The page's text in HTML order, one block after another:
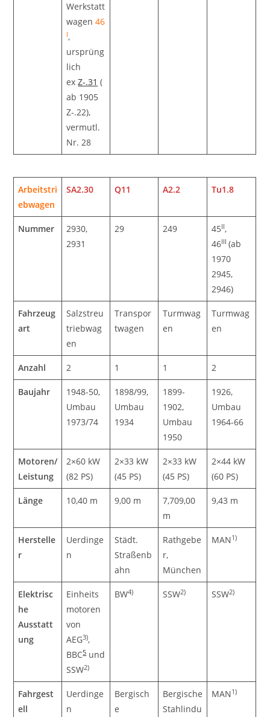
Werkstatt
wagen46
I,
ursprüng
lich
exZ-.31 (
ab 1905
Z-.22),
vermutl.
Nr. 28
Arbeitstri
ebwagen
SA2.30 Q11 A2.2 Tu1.8
Nummer
2930,
2931
29 249 45II,
46III (ab
1970
2945,
2946)
Fahrzeug
art
Salzstreu
triebwag
en
Transpor
twagen
Turmwag
en
Turmwag
en
Anzahl 2 1 1 2
Baujahr
1948-50,
Umbau
1973/74
1898/99,
Umbau
1934
1899-
1902,
Umbau
1950
1926,
Umbau
1964-66
Motoren/
Leistung
2×60 kW
(82 PS)
2×33 kW
(45 PS)
2×33 kW
(45 PS)
2×44 kW
(60 PS)
Länge 10,40 m 9,00 m
7,709,00
m
9,43 m
Herstelle
r
Uerdinge
n
Städt.
Straßenb
ahn
Rathgebe
r,
München
MAN1)
Elektrisc
he
Ausstatt
ung
Einheits
motoren
von
AEG3),
BBC5und
SSW2)
BW4) SSW2) SSW2)
Fahrgest
ell
Uerdinge
n
Bergisch
e
Bergische
Stahlindu
MAN1)